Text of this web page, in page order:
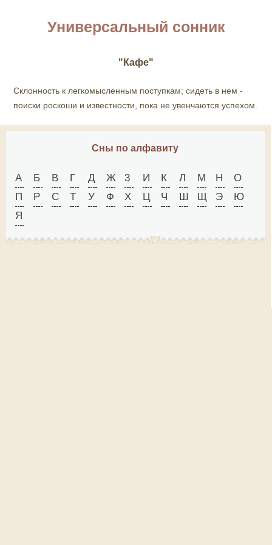
Универсальный сонник
"Кафе"
Склонность к легкомысленным поступкам; сидеть в нем -
поиски роскоши и известности, пока не увенчаются успехом.
Сны по алфавиту
А Б В Г Д Ж 3 И К Л М Н
О
П
Р С Т У Ф X Ц Ч Ш Щ Э
Ю
Я